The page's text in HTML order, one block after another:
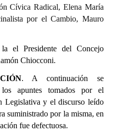
Cívica Radical, Elena María
por el Cambio, Mauro
el Presidente del Concejo
Chiocconi.
. A continuación se
apuntes tomados por el
Legislativa y el discurso leído
suministrado por la misma, en
fue defectuosa.